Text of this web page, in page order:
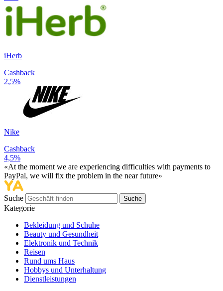
iHerb
Cashback
2,5%
Nike
Cashback
4,5%
«At the moment we are experiencing difficulties with payments to
PayPal, we will fix the problem in the near future»
Suche Suche
Kategorie
Bekleidung und Schuhe
Beauty und Gesundheit
Elektronik und Technik
Reisen
Rund ums Haus
Hobbys und Unterhaltung
Dienstleistungen